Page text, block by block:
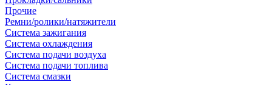
Прочие
Ремни/ролики/натяжители
Система зажигания
Система охлаждения
Система подачи воздуха
Система подачи топлива
Система смазки